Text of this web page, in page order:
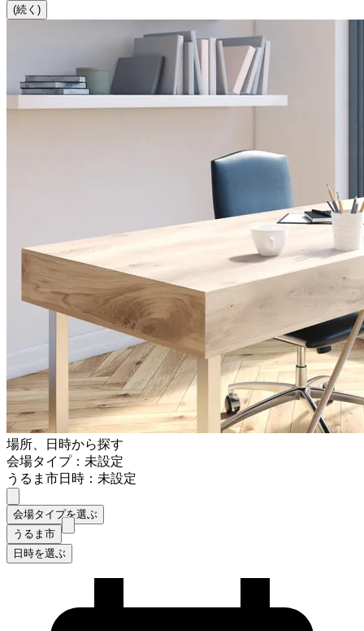
(続く)
場所、日時から探す
会場タイプ：未設定
うるま市日時：未設定
会場タイプを選ぶ
うるま市
日時を選ぶ